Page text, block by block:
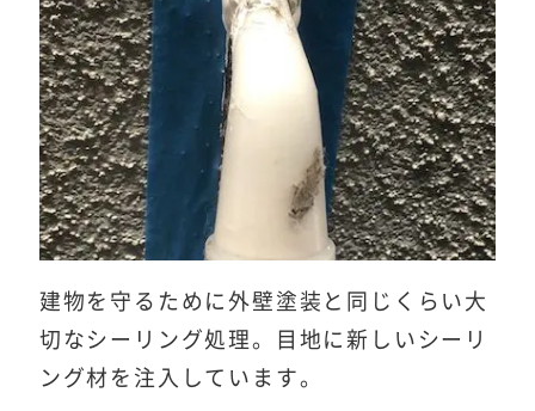
建物を守るために外壁塗装と同じくらい大
切なシーリング処理。目地に新しいシーリ
ング材を注入しています。